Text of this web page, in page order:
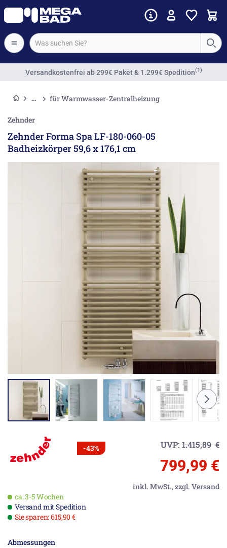
Vorkassenrabatt
für Warmwasser-Zentralheizung
Zehnder
Zehnder Forma Spa LF-180-060-05
Badheizkörper 59,6 x 176,1 cm
-43% UVP: 1.415,89€
799,99 €
inkl. MwSt.,zzgl. Versand
ca. 3-5 Wochen
Versand mit Spedition
Sie sparen: 615,90 €
Abmessungen